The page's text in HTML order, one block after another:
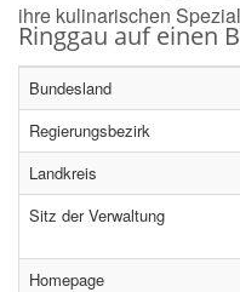
ihre kulinarischen
Ringgau auf einen
Bundesland
Regierungsbezirk
Landkreis
Sitz der Verwaltung
Homepage